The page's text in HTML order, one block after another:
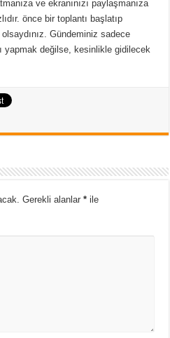
ve ekranınızı paylaşmanıza
önce bir toplantı başlatıp
olsaydınız. Gündeminiz sadece
yapmak değilse, kesinlikle gidilecek
Gerekli alanlar* ile